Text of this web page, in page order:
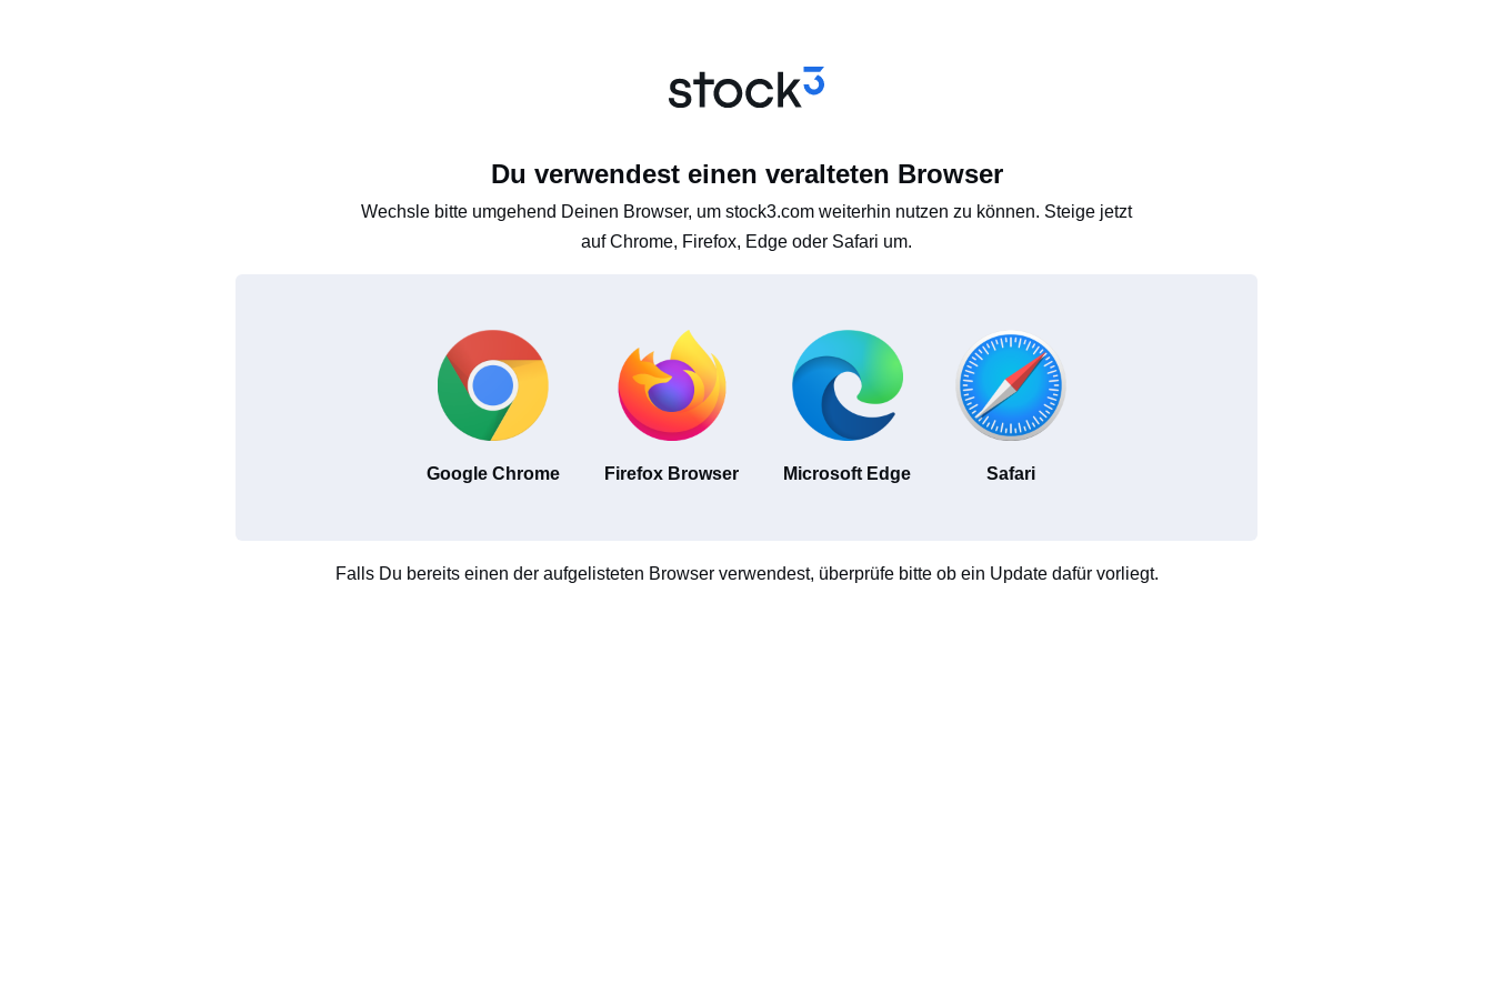
Du verwendest einen veralteten Browser
Wechsle bitte umgehend Deinen Browser, um stock3.com weiterhin nutzen zu können. Steige jetzt
auf Chrome, Firefox, Edge oder Safari um.
Google Chrome Firefox Browser Microsoft Edge Safari
Falls Du bereits einen der aufgelisteten Browser verwendest, überprüfe bitte ob ein Update dafür vorliegt.